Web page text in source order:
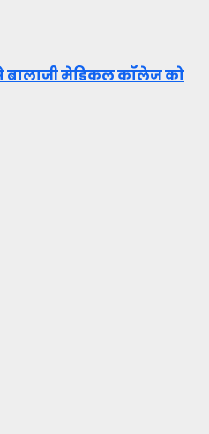
बालाजी मेडिकल कॉलेज को